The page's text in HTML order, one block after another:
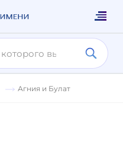
Агния и Булат